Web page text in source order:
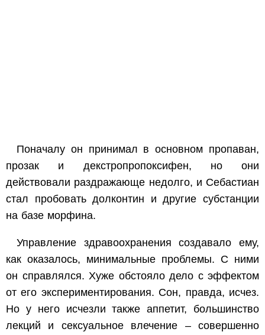
Поначалу он принимал в основном пропаван,
прозак и декстропропоксифен, но они
действовали раздражающе недолго, и Себастиан
стал пробовать долконтин и другие субстанции
на базе морфина.
Управление здравоохранения создавало ему,
как оказалось, минимальные проблемы. С ними
он справлялся. Хуже обстояло дело с эффектом
от его экспериментирования. Сон, правда, исчез.
Но у него исчезли также аппетит, большинство
лекций и сексуальное влечение – совершенно